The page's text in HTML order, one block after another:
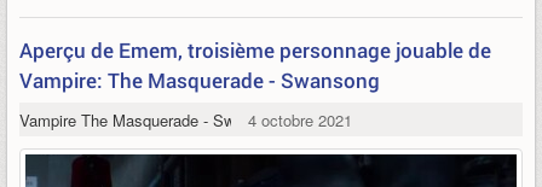
Aperçu de Emem, troisième personnage jouable de
Vampire: The Masquerade - Swansong
Vampire The Masquerade - Swansong4 octobre 2021